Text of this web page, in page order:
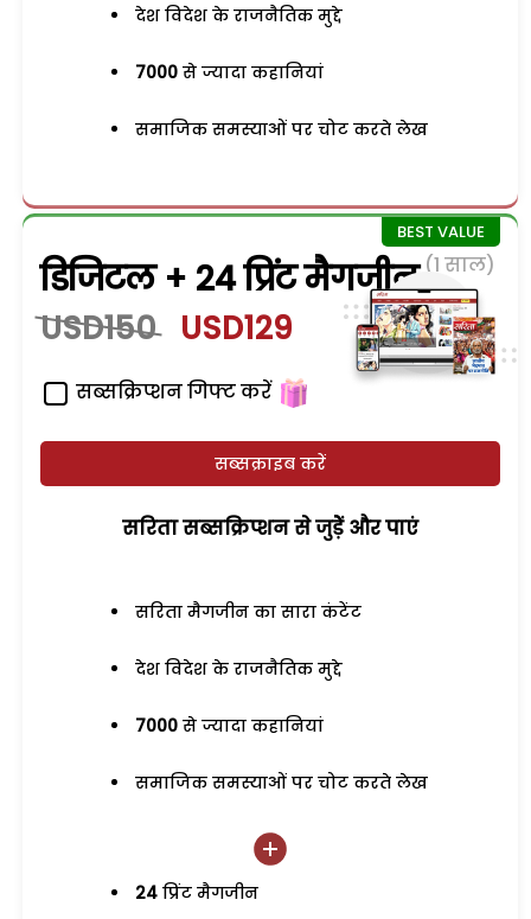
देश विदेश के राजनैतिक मुद्दे
7000 से ज्यादा कहानियां
समाजिक समस्याओं पर चोट करते लेख
डिजिटल + 24 प्रिंट मैगजीन (1 साल)
USD150 USD129
सब्सक्रिप्शन गिफ्ट करें
सब्सक्राइब करें
सरिता सब्सक्रिप्शन से जुड़ेें और पाएं
सरिता मैगजीन का सारा कंटेंट
देश विदेश के राजनैतिक मुद्दे
7000 से ज्यादा कहानियां
समाजिक समस्याओं पर चोट करते लेख
24 प्रिंट मैगजीन